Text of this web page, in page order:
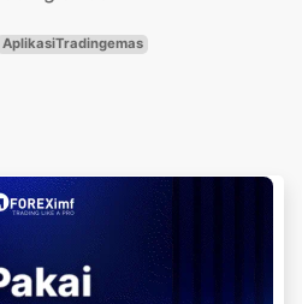
AplikasiTradingemas